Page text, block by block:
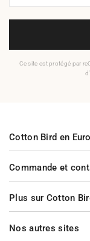
Ce site est protégé par
Commande et
Plus sur Cotton
Cotton Bird en
Nos autres sites